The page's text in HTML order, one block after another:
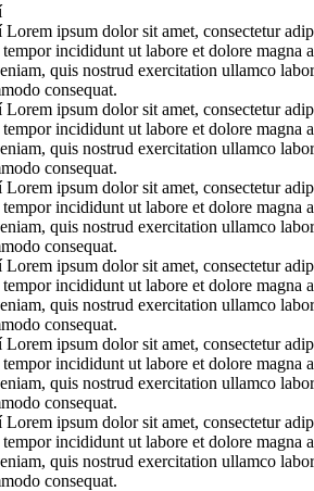
ipsum dolor sit amet, consectetur
incididunt ut labore et dolore magna
quis nostrud exercitation ullamco
consequat.
ipsum dolor sit amet, consectetur
incididunt ut labore et dolore magna
quis nostrud exercitation ullamco
consequat.
ipsum dolor sit amet, consectetur
incididunt ut labore et dolore magna
quis nostrud exercitation ullamco
consequat.
ipsum dolor sit amet, consectetur
incididunt ut labore et dolore magna
quis nostrud exercitation ullamco
consequat.
ipsum dolor sit amet, consectetur
incididunt ut labore et dolore magna
quis nostrud exercitation ullamco
consequat.
ipsum dolor sit amet, consectetur
incididunt ut labore et dolore magna
quis nostrud exercitation ullamco
consequat.